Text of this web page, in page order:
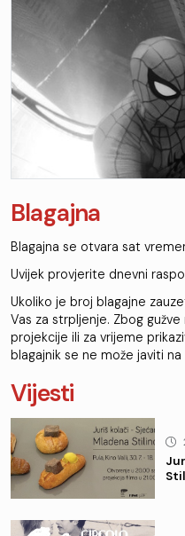
Blagajna
Blagajna se otvara sat
Uvijek provjerite dnevni
Ukoliko je broj blagajne
Vas za strpljenje. Zbog
projekcije ili za vrijeme
blagajnik se ne može javiti
Vijesti